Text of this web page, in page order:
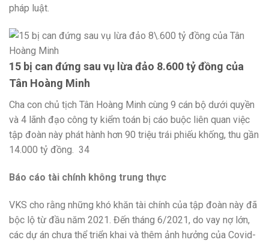
pháp luật.
15 bị can đứng sau vụ lừa đảo 8.600 tỷ đồng của
Tân Hoàng Minh
Cha con chủ tịch Tân Hoàng Minh cùng 9 cán bộ dưới quyền
và 4 lãnh đạo công ty kiểm toán bị cáo buộc liên quan việc
tập đoàn này phát hành hơn 90 triệu trái phiếu khống, thu gần
14.000 tỷ đồng. 34
Báo cáo tài chính không trung thực
VKS cho rằng những khó khăn tài chính của tập đoàn này đã
bộc lộ từ đầu năm 2021. Đến tháng 6/2021, do vay nợ lớn,
các dự án chưa thể triển khai và thêm ảnh hưởng của Covid-